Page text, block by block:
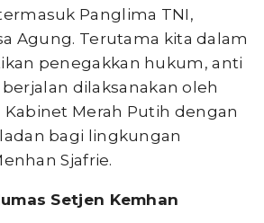
Panglima TNI,
Agung. Terutama kita dalam
penegakkan hukum, anti
dilaksanakan oleh
Merah Putih dengan
bagi lingkungan
Sjafrie.
Setjen Kemhan